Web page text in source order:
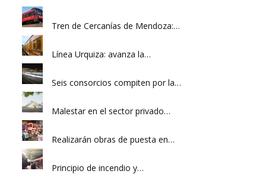
Tren de Cercanías de Mendoza:…
Línea Urquiza: avanza la…
Seis consorcios compiten por la…
Malestar en el sector privado…
Realizarán obras de puesta en…
Principio de incendio y…